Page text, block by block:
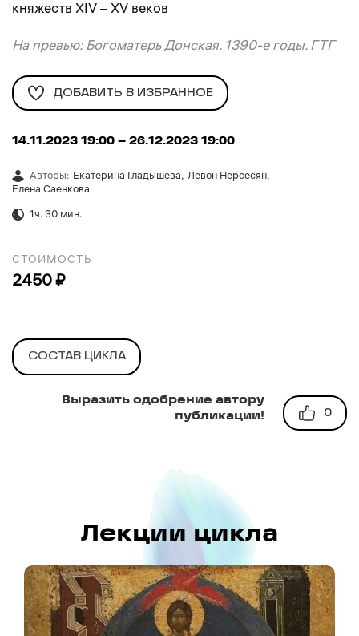
княжеств XIV – XV веков
На превью: Богоматерь Донская. 1390-е годы. ГТГ
ДОБАВИТЬ В ИЗБРАННОЕ
14.11.2023 19:00 – 26.12.2023 19:00
Авторы: Екатерина Гладышева, Левон Нерсесян,
Елена Саенкова
1ч. 30 мин.
СТОИМОСТЬ
2450 ₽
СОСТАВ ЦИКЛА
Выразить одобрение автору
публикации!
0
Лекции цикла